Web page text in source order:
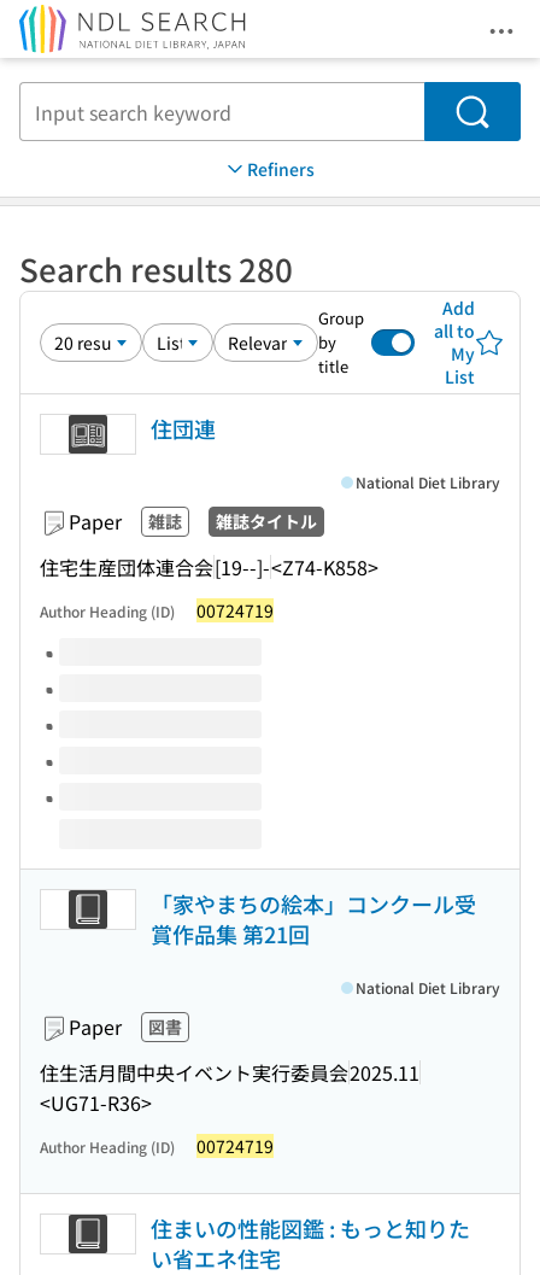
Search
Refiners
Search results 280
Group
by
title
Add
all to
My
List
住団連
Paper 雑誌 雑誌タイトル
住宅生産団体連合会[19--]-<Z74-K858>
National Diet Library
Author Heading (ID) 00724719
Volumes of this title
「家やまちの絵本」コンクール受
賞作品集 第21回
Paper 図書
住生活月間中央イベント実行委員会2025.11
<UG71-R36>
National Diet Library
Author Heading (ID) 00724719
住まいの性能図鑑 : もっと知りた
い省エネ住宅